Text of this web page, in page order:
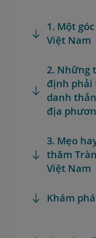
1. Một
Việt Nam
2. Những
định phải
danh
địa
3. Mẹo
thăm
Việt Nam
Khám